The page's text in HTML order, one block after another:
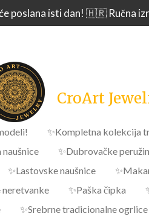
poslana isti dan! 🇭🇷 Ručna
CroArt
✨Kompletna kolekcija
✨Dubrovačke
✨Lastovske naušnice
neretvanke ✨Paška čipka
✨Srebrne tradicionalne ogrlice